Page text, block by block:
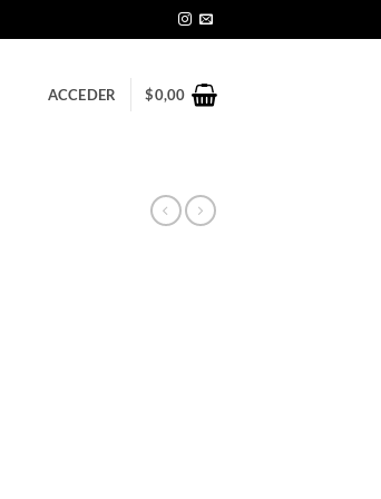
ACCEDER $0,00